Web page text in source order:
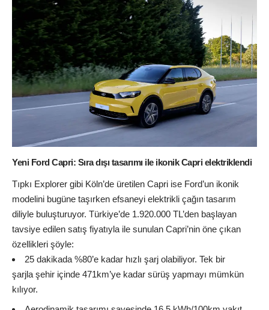
Yeni Ford Capri: Sıra dışı tasarımı ile ikonik Capri elektriklendi
Tıpkı Explorer gibi Köln’de üretilen Capri ise Ford’un ikonik
modelini bugüne taşırken efsaneyi elektrikli çağın tasarım
diliyle buluşturuyor. Türkiye’de 1.920.000 TL’den başlayan
tavsiye edilen satış fiyatıyla ile sunulan Capri’nin öne çıkan
özellikleri şöyle:
25 dakikada %80’e kadar hızlı şarj olabiliyor. Tek bir
şarjla şehir içinde 471km’ye kadar sürüş yapmayı mümkün
kılıyor.